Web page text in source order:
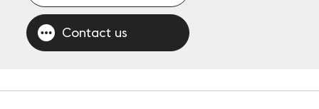
Contact us